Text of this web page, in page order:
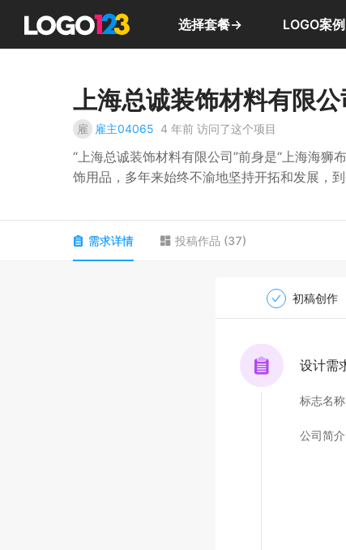
选择套餐→ LOGO案例
上海总诚装饰材料有限
雇 雇主04065 4 年前 访问了这个项目
“上海总诚装饰材料有限公司”前身是“上海海狮
饰用品，多年来始终不渝地坚持开拓和发展，
院的病床隔帘、大单、被套，具备防火、防燃
求。业绩遍及全 国各地，并获得用户的一致好评
现上海总诚装饰材料有限公司已成为窗饰行业中
具；工业产品设计，电脑图文设计制作，建筑
增值电信、金融业务），从事货物及技术的进
需求详情 投稿作品 (37)
初稿创作
设计需
标志名称
公司简介